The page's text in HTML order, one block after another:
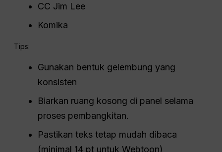
CC Jim Lee
Komika
Tips:
Gunakan bentuk gelembung yang
konsisten
Biarkan ruang kosong di panel selama
proses pembangkitan.
Pastikan teks tetap mudah dibaca
(minimal 14 pt untuk Webtoon)